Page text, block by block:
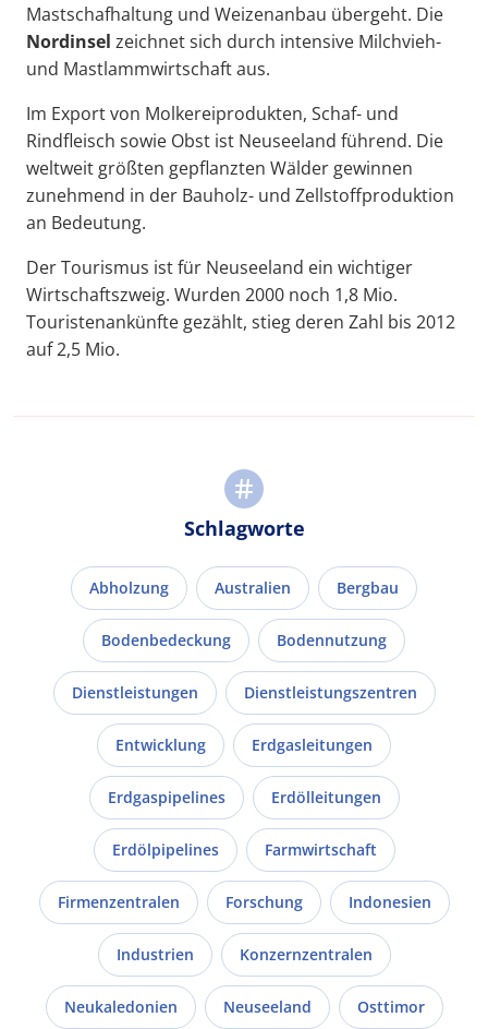
Mastschafhaltung und Weizenanbau übergeht. Die
Nordinsel zeichnet sich durch intensive Milchvieh-
und Mastlammwirtschaft aus.
Im Export von Molkereiprodukten, Schaf- und
Rindfleisch sowie Obst ist Neuseeland führend. Die
weltweit größten gepflanzten Wälder gewinnen
zunehmend in der Bauholz- und Zellstoffproduktion
an Bedeutung.
Der Tourismus ist für Neuseeland ein wichtiger
Wirtschaftszweig. Wurden 2000 noch 1,8 Mio.
Touristenankünfte gezählt, stieg deren Zahl bis 2012
auf 2,5 Mio.
Schlagworte
Abholzung Australien Bergbau
Bodenbedeckung Bodennutzung
Dienstleistungen Dienstleistungszentren
Entwicklung Erdgasleitungen
Erdgaspipelines Erdölleitungen
Erdölpipelines Farmwirtschaft
Firmenzentralen Forschung Indonesien
Industrien Konzernzentralen
Neukaledonien Neuseeland Osttimor